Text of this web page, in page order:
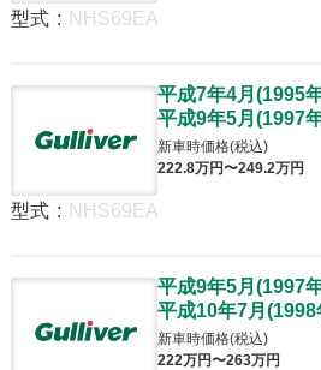
型式 : NHS69EA
平成7年4月 (1995
平成9年5月 (1997
新車時価格(税込)
222.8万円〜249.2万円
型式 : NHS69EA
平成9年5月 (1997
平成10年7月 (1998
新車時価格(税込)
222万円〜263万円